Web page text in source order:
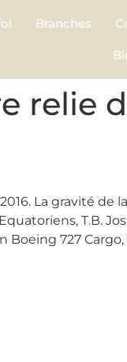
Branches
relie
La gravité de
T.B.
Boeing 727